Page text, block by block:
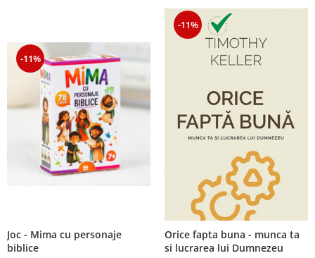
-11%
Joc - Mima cu personaje
biblice
-11%
Orice fapta buna - munca ta
si lucrarea lui Dumnezeu